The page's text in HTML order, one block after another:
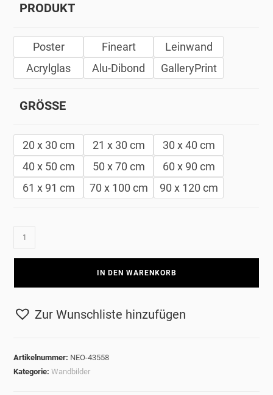
PRODUKT
Poster Fineart
Leinwand
Acrylglas
Alu-Dibond GalleryPrint
GRÖSSE
20 x 30 cm 21 x 30 cm
30 x 40 cm
40 x 50 cm
50 x 70 cm
60 x 90 cm
61 x 91 cm
70 x 100 cm 90 x 120 cm
District
The
IN DEN WARENKORB
Zur Wunschliste hinzufügen
Artikelnummer: NEO-43558
Kategorie:Wandbilder